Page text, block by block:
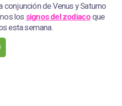
conjunción de Venus y Saturno
los signos del zodiacoque
esta semana.